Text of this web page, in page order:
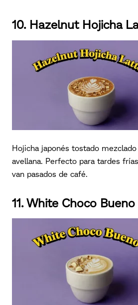
10. Hazelnut Hojicha
Hojicha japonés tostado
avellana. Perfecto para tardes
van pasados de café.
11. White Choco Bueno